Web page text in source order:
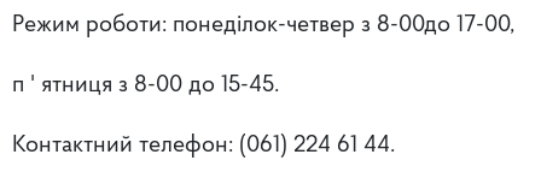
Режим роботи: понеділок-четвер з 8-00до 17-00,
п ' ятниця з 8-00 до 15-45.
Контактний телефон: (061) 224 61 44.